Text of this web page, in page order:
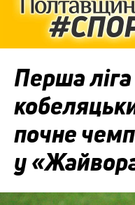
Перша
почне
у